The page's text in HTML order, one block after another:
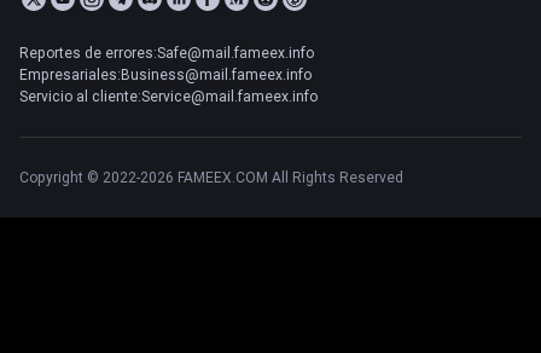
Reportes de errores:Safe@mail.fameex.info
Empresariales:Business@mail.fameex.info
Servicio al cliente:Service@mail.fameex.info
Copyright © 2022-2026 FAMEEX.COM All Rights Reserved